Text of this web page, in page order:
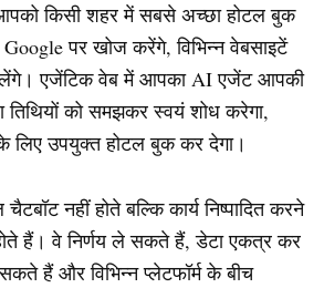
किसी शहर में सबसे अच्छा होटल बुक
पर खोज करेंगे, विभिन्न वेबसाइटें
लेंगे। एजेंटिक वेब में आपका AI एजेंट आपकी
को समझकर स्वयं शोध करेगा,
उपयुक्त होटल बुक कर देगा।
नहीं होते बल्कि कार्य निष्पादित करने
होते हैं। वे निर्णय ले सकते हैं, डेटा एकत्र कर
हैं और विभिन्न प्लेटफॉर्म के बीच